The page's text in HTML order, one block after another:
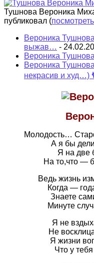
Тушнова Вероника
публиковал (
Вероника
выжав… -
Вероника
Вероника
некрасив и худ…)
Молодость…
А я бы
Я на две
На то,что —
Ведь жизнь
Когда —
Знаете
Минуте
Я не
Не
Я жизни
Что у